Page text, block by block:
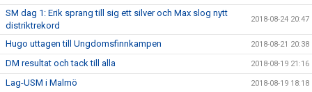
SM dag 1: Erik sprang till sig ett silver och Max slog nytt
distriktrekord
2018-08-24 20:47
Hugo uttagen till Ungdomsfinnkampen 2018-08-21 20:38
DM resultat och tack till alla 2018-08-19 21:16
Lag-USM i Malmö 2018-08-19 18:18